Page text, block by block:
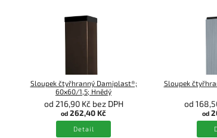
Sloupek čtyřhranný Damiplast®;
60x60/1,5; Hnědý
od 216,90 Kč bez DPH
od 262,40 Kč
Detail
Sloupek
od
od